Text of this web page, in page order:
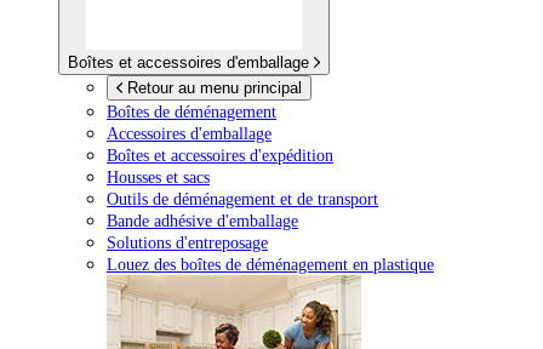
Boîtes et accessoires d'emballage
Retour au menu principal
Boîtes de déménagement
Accessoires d'emballage
Boîtes et accessoires d'expédition
Housses et sacs
Outils de déménagement et de transport
Bande adhésive d'emballage
Solutions d'entreposage
Louez des boîtes de déménagement en plastique